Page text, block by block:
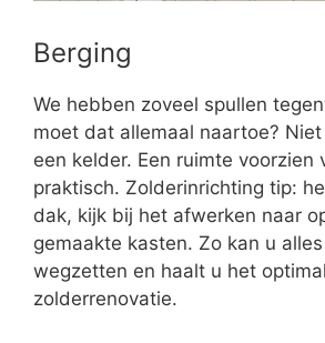
Berging
We hebben zoveel spullen
moet dat allemaal naartoe?
een kelder. Een ruimte voorzien
praktisch. Zolderinrichting tip:
dak, kijk bij het afwerken naar
gemaakte kasten. Zo kan u
wegzetten en haalt u het
zolderrenovatie.